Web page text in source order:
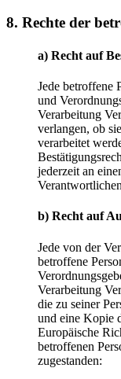
8. Rechte der
a) Recht auf
Jede betroffene
und
Verarbeitung
verlangen, ob
verarbeitet
jederzeit an
b) Recht auf
Jede von der
betroffene
Verarbeitung
die zu seiner
und eine Kopie
Europäische
betroffenen
zugestanden: